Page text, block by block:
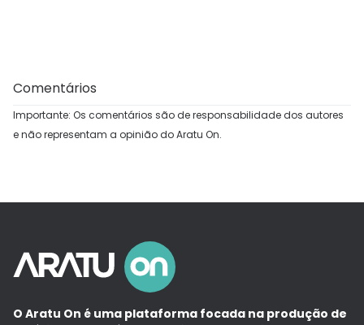
Comentários
Importante: Os comentários são de responsabilidade dos autores
e não representam a opinião do Aratu On.
O Aratu On é uma plataforma focada na produção de